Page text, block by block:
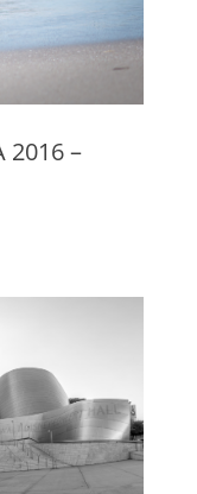
2016 –